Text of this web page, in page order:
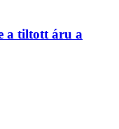
a tiltott áru a